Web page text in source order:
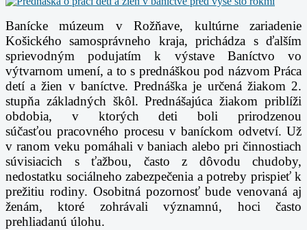
Banícke múzeum v Rožňave, kultúrne zariadenie
Košického samosprávneho kraja,prichádza s ďalším
sprievodným podujatím k výstave Baníctvo vo
výtvarnom umení, a to s prednáškou pod názvom Práca
detí a žien v baníctve. Prednáška je určená žiakom 2.
stupňa základných škôl.Prednášajúca žiakom priblíži
obdobia, v ktorých deti boli prirodzenou
súčasťoupracovného procesu v baníckom odvetví. Už
v ranom veku pomáhali v baniach alebo pri činnostiach
súvisiacich s ťažbou, často z dôvodu chudoby,
nedostatku sociálneho zabezpečenia a potreby prispieť k
prežitiu rodiny. Osobitná pozornosť bude venovaná aj
ženám, ktoré zohrávalivýznamnú, hoci často
prehliadanú úlohu.